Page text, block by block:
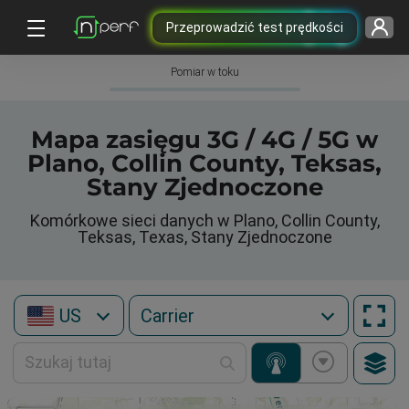
Przeprowadzić test prędkości
Pomiar w toku
Mapa zasięgu 3G / 4G / 5G w
Plano, Collin County, Teksas,
Stany Zjednoczone
Komórkowe sieci danych w Plano, Collin County,
Teksas, Texas, Stany Zjednoczone
US